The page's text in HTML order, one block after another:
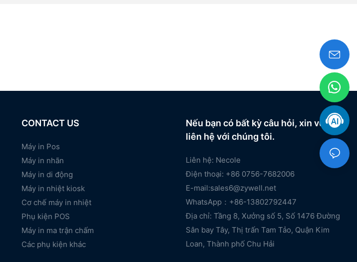
CONTACT US
Máy in Pos
Máy in nhãn
Máy in di động
Máy in nhiệt kiosk
Cơ chế máy in nhiệt
Phụ kiện POS
Máy in ma trận chấm
Các phụ kiện khác
Nếu bạn có bất kỳ câu hỏi, xin vui lòng
liên hệ với chúng tôi.
Liên hệ: Necole
Điện thoại: +86 0756-7682006
E-mail:sales6@zywell.net
WhatsApp：+86-13802792447
Địa chỉ: Tầng 8, Xưởng số 5, Số 1476 Đường
Sân bay Tây, Thị trấn Tam Tảo, Quận Kim
Loan, Thành phố Chu Hải